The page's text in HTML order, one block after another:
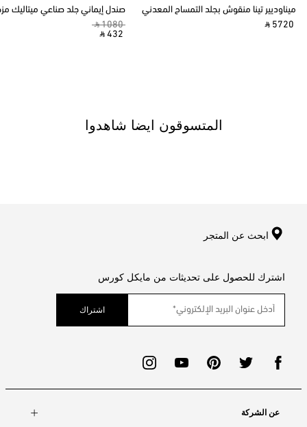
صندل إيماني جلد صناعي ميتاليك
‎ ⃁ 1080 ‎
‎ ⃁ 432 ‎
ميناوديير تينا منقوش بجلد التمساح المعدني
‎ ⃁ 5720 ‎
المتسوقون ايضا شاهدوا
ابحث عن المتجر
اشترك للحصول على تحديثات من مايكل كورس
اشتراك
عن الشركة